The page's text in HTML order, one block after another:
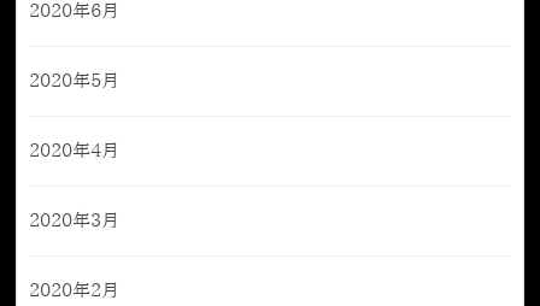
2020年6月
2020年5月
2020年4月
2020年3月
2020年2月